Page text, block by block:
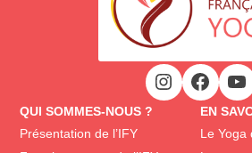
QUI SOMMES-NOUS ?
Présentation de l’IFY
EN
Le Yoga